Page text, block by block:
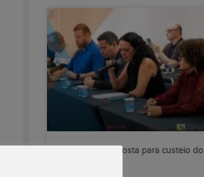
CEE recusa proposta para custeio do